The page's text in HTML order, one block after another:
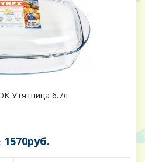
Утятница 6.7л
1570руб.